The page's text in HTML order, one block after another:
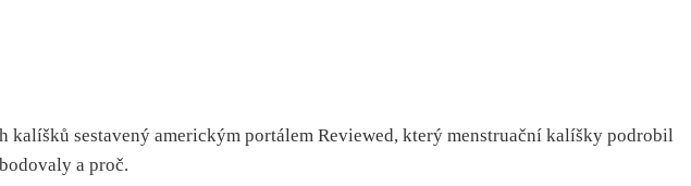
sestavený americkým portálem Reviewed, který menstruační kalíšky podrobil
a proč.